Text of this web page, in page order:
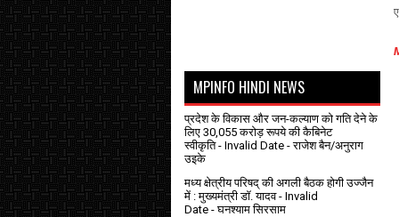
MPINFO HINDI NEWS
प्रदेश के विकास और जन-कल्याण को गति देने के
लिए 30,055 करोड़ रूपये की कैबिनेट
स्वीकृति- Invalid Date - राजेश बैन/अनुराग
उइके
मध्य क्षेत्रीय परिषद् की अगली बैठक होगी उज्जैन
में : मुख्यमंत्री डॉ. यादव- Invalid
Date - घनश्याम सिरसाम